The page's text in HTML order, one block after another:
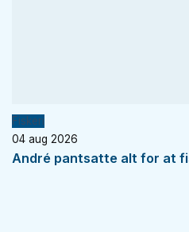
Fiskeri
04 aug 2026
André pantsatte alt for at